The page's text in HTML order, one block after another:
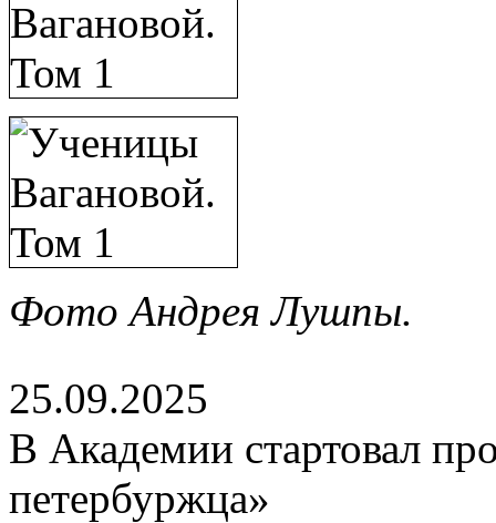
Фото Андрея Лушпы.
25.09.2025
В Академии стартовал
петербуржца»